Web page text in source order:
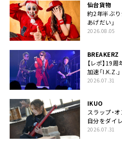
仙台貨物
約2年半ぶり
あげだい」
2026.08.05
BREAKERZ
【レポ】19
加速「I.K.Z.」
2026.07.31
IKUO
スラップ・
自分をダイ
2026.07.31